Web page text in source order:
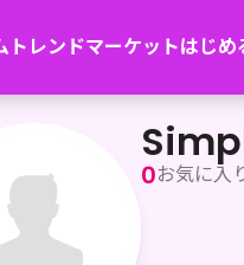
トレンドマーケットはじめ
0お気に入